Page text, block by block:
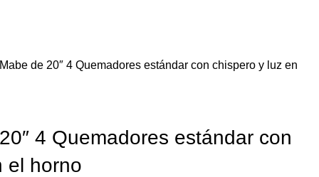
de 20″ 4 Quemadores estándar con chispero y luz en
4 Quemadores estándar con
el horno